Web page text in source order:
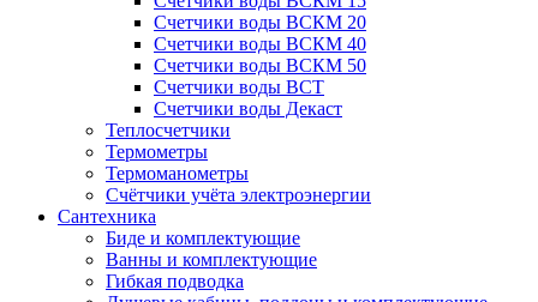
Счетчики воды ВСКМ 20
Счетчики воды ВСКМ 40
Счетчики воды ВСКМ 50
Счетчики воды ВСТ
Счетчики воды Декаст
Теплосчетчики
Термометры
Термоманометры
Счётчики учёта электроэнергии
Сантехника
Биде и комплектующие
Ванны и комплектующие
Гибкая подводка